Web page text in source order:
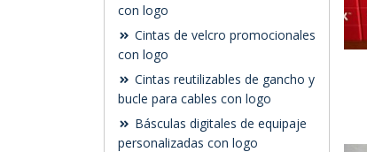
con logo
Cintas de velcro promocionales
con logo
Cintas reutilizables de gancho y
bucle para cables con logo
Básculas digitales de equipaje
personalizadas con logo